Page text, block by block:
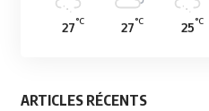
27°C 27°C 25°C
ARTICLES RÉCENTS